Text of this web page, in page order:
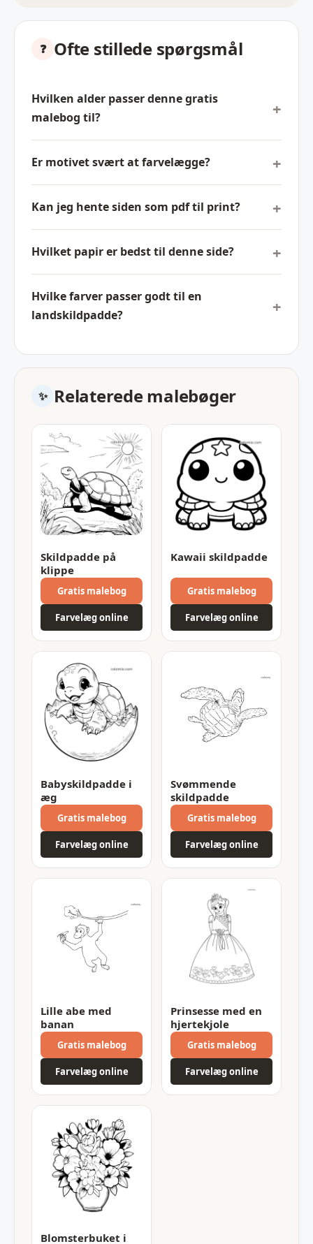
Ofte stillede spørgsmål
Hvilken alder passer denne gratis
malebog til?
Er motivet svært at farvelægge?
Kan jeg hente siden som pdf til print?
Hvilket papir er bedst til denne side?
Hvilke farver passer godt til en
landskildpadde?
Relaterede malebøger
Skildpadde på
klippe
Gratis malebog
Farvelæg online
Kawaii skildpadde
Gratis malebog
Farvelæg online
Babyskildpadde i
æg
Gratis malebog
Farvelæg online
Svømmende
skildpadde
Gratis malebog
Farvelæg online
Lille abe med
banan
Gratis malebog
Farvelæg online
Prinsesse med en
hjertekjole
Gratis malebog
Farvelæg online
Blomsterbuket i